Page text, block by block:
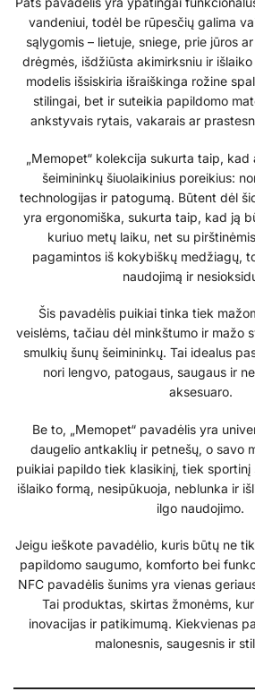
vandeniui, todėl be rūpesčių galima
sąlygomis – lietuje, sniege, prie jūros
drėgmės, išdžiūsta akimirksniu ir
modelis išsiskiria išraiškinga rožine
stilingai, bet ir suteikia papildomo
ankstyvais rytais, vakarais ar
„Memopet“ kolekcija sukurta taip,
šeimininkų šiuolaikinius poreikius:
technologijas ir patogumą. Būtent dėl
yra ergonomiška, sukurta taip, kad ją
kuriuo metų laiku, net su
pagamintos iš kokybiškų medžiagų,
naudojimą ir
Šis pavadėlis puikiai tinka tiek
veislėms, tačiau dėl minkštumo ir mažo
smulkių šunų šeimininkų. Tai idealus
nori lengvo, patogaus, saugaus ir
aksesuaro.
Be to, „Memopet“ pavadėlis yra
daugelio antkaklių ir petnešų, o savo
puikiai papildo tiek klasikinį, tiek sportinį
išlaiko formą, nesipūkuoja, neblunka ir
ilgo naudojimo.
Jeigu ieškote pavadėlio, kuris būtų ne
papildomo saugumo, komforto bei
NFC pavadėlis šunims yra vienas
Tai produktas, skirtas žmonėms,
inovacijas ir patikimumą. Kiekvienas
malonesnis, saugesnis ir